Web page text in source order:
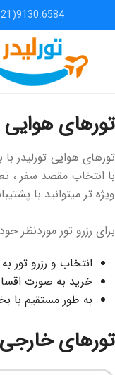
تورهای هوایی
تورهای هوایی تورلیدر
با انتخاب مقصد سفر ،
ویژه تر میتوانید با
برای رزرو تور موردنظر
انتخاب و رزرو تور
خرید به صورت اقساط بدون نیاز به
به طور مستقیم با بخش
تورهای خارجی